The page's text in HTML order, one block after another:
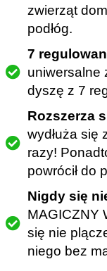
zwierząt
podłóg.
7
uniwersalne
dyszę z 7
Rozszerza
wydłuża się
razy!
powrócił do
Nigdy się
MAGICZNY
się nie
niego bez